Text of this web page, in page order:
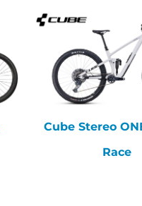
Cube Stereo
Race